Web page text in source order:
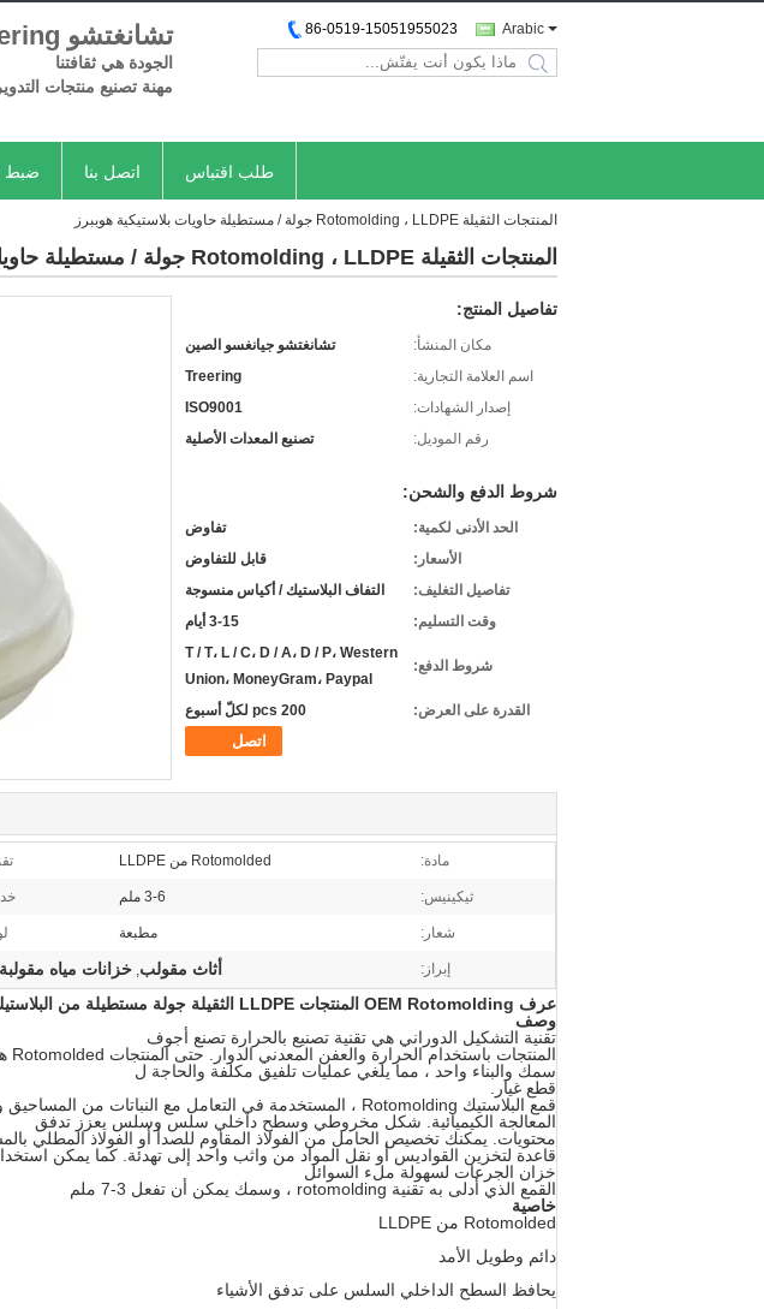
تشانغتشو Treering بلاستيك المحدودة
الجودة هي ثقافتنا
مهنة تصنيع منتجات التدوير
Arabic
86-0519-15051955023
search
ضبط اتصل بنا طلب اقتباس
المنتجات الثقيلة Rotomolding ، LLDPE جولة / مستطيلة حاويات بلاستيكية هوببرز
المنتجات الثقيلة Rotomolding ، LLDPE جولة / مستطيلة حاويات بلاستيكية هوببرز
تفاصيل المنتج:
مكان المنشأ:
تشانغتشو جيانغسو الصين
اسم العلامة التجارية:
Treering
إصدار الشهادات:
ISO9001
رقم الموديل:
تصنيع المعدات الأصلية
شروط الدفع والشحن:
الحد الأدنى لكمية:
تفاوض
الأسعار:
قابل للتفاوض
تفاصيل التغليف:
التفاف البلاستيك / أكياس منسوجة
وقت التسليم:
3-15 أيام
شروط الدفع:
T / T، L / C، D / A، D / P، Western
Union، MoneyGram، Paypal
القدرة على العرض:
200 pcs لكلّ أسبوع
اتصل
مادة: Rotomolded من LLDPE
ثيكينيس: 3-6 ملم
شعار: مطبعة
إبراز: أثاث مقولب, خزانات مياه مقولبة
عرف OEM Rotomolding المنتجات LLDPE الثقيلة جولة مستطيلة من البلاستيك هوبس وقمع
وصف
تقنية التشكيل الدوراني هي تقنية تصنيع بالحرارة تصنع أجوف
المنتجات باستخدام الحرارة والعفن المعدني الدوار.
حتى المنتجات Rotomolded هي سلس ، موحدة في الجدار
سمك والبناء واحد ، مما يلغي عمليات تلفيق مكلفة والحاجة ل
قطع غيار.
قمع البلاستيك Rotomolding ، المستخدمة في التعامل مع النباتات من المساحيق والحبيبات في الأدوية والمواد الغذائية والمواد الغذائية
المعالجة الكيميائية. شكل مخروطي وسطح داخلي سلس وسلس يعزز تدفق
محتويات. يمكنك تخصيص الحامل من الفولاذ المقاوم للصدأ أو الفولاذ المطلي
قاعدة لتخزين القواديس أو نقل المواد من واثب واحد إلى تهدئة. كما يمكن
خزان الجرعات لسهولة ملء السوائل
القمع الذي أدلى به تقنية rotomolding ، وسمك يمكن أن تفعل 3-7 ملم
خاصية
Rotomolded من LLDPE
دائم وطويل الأمد
يحافظ السطح الداخلي السلس على تدفق الأشياء